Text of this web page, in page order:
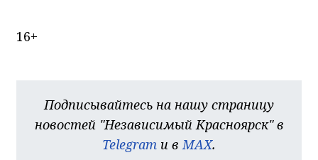
16+
Подписывайтесь на нашу страницу
новостей "Независимый Красноярск" в
Telegram и вMAX.